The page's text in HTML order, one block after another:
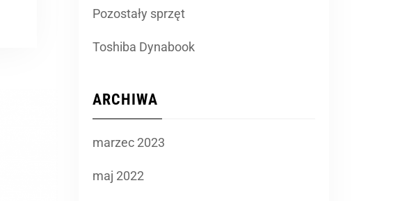
Pozostały sprzęt
Toshiba Dynabook
ARCHIWA
marzec 2023
maj 2022